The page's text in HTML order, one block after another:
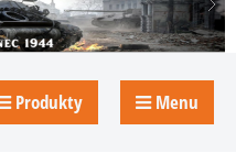
Produkty Menu